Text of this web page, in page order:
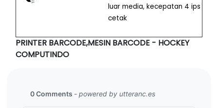
luar media, kecepatan 4 ips
cetak
PRINTER BARCODE,MESIN BARCODE - HOCKEY
COMPUTINDO